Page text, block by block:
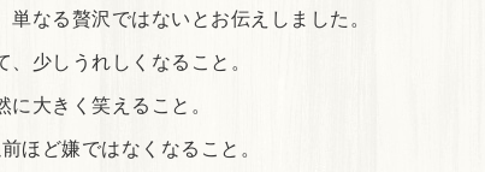
なる贅沢ではないとお伝えしました。
少しうれしくなること。
大きく笑えること。
ほど嫌ではなくなること。